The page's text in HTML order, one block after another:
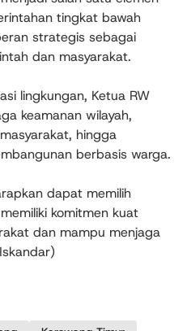
tingkat bawah
strategis sebagai
dan masyarakat.
lingkungan, Ketua RW
keamanan wilayah,
hingga
berbasis warga.
dapat memilih
komitmen kuat
dan mampu menjaga